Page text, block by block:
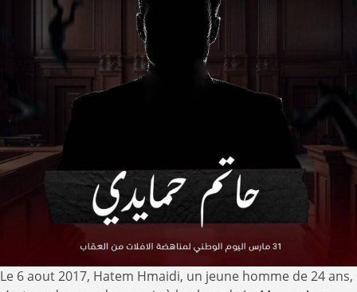
Le 6 aout 2017, Hatem Hmaidi, un jeune homme de 24 ans,